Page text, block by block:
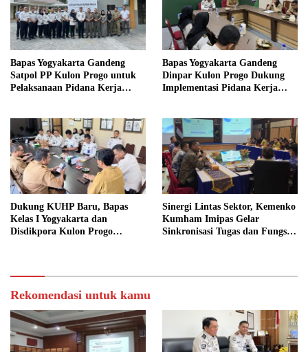
Bapas Yogyakarta Gandeng
Satpol PP Kulon Progo untuk
Pelaksanaan Pidana Kerja
Bapas Yogyakarta Gandeng
Dinpar Kulon Progo Dukung
Implementasi Pidana Kerja
Dukung KUHP Baru, Bapas
Kelas I Yogyakarta dan
Disdikpora Kulon Progo
Sinergi Lintas Sektor, Kemenko
Kumham Imipas Gelar
Sinkronisasi Tugas dan Fungsi
Rekomendasi untuk kamu